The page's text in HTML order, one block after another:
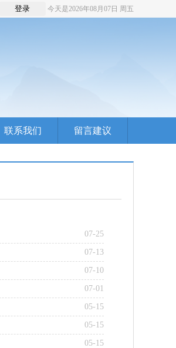
登录 今天是2026年08月07日 周五
联系我们 留言建议
07-25
07-13
07-10
07-01
05-15
05-15
05-15